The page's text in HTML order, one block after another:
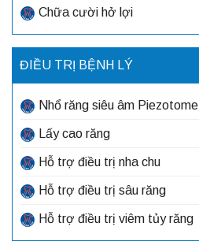
Chữa cười hở lợi
ĐIỀU TRỊ BỆNH LÝ
Nhổ răng siêu âm Piezotome
Lấy cao răng
Hỗ trợ điều trị nha chu
Hỗ trợ điều trị sâu răng
Hỗ trợ điều trị viêm tủy răng